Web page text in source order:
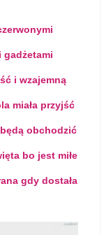
gadżetami
i wzajemną
miała przyjść
obchodzić
bo jest miłe
gdy dostała